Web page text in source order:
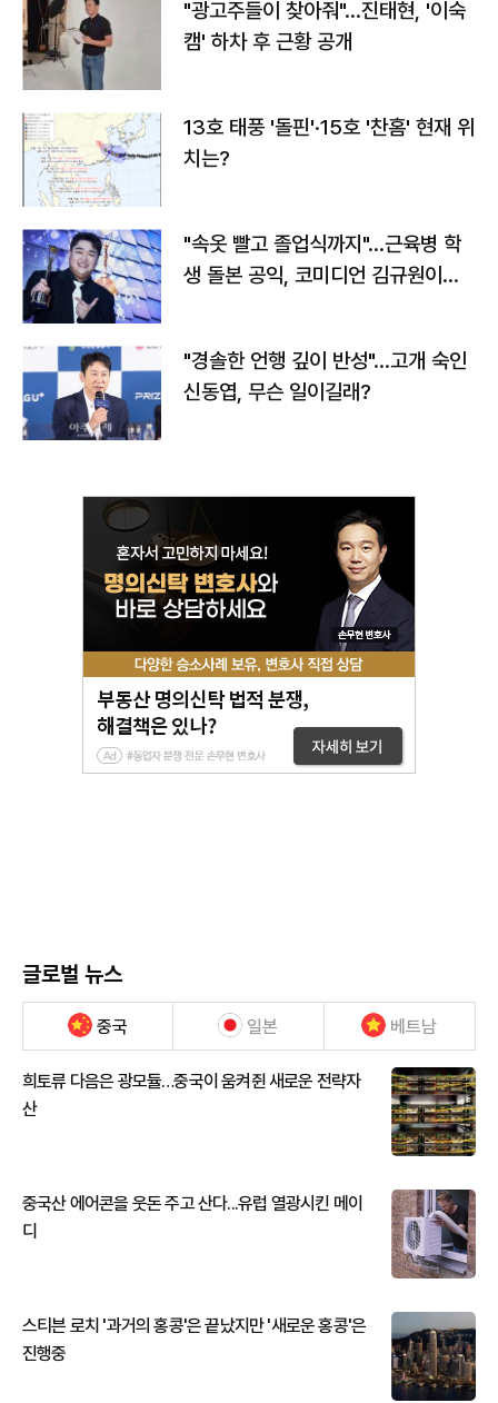
"광고주들이 찾아줘"…진태현, '이숙
캠' 하차 후 근황 공개
13호 태풍 '돌핀'·15호 '찬홈' 현재 위
치는?
"속옷 빨고 졸업식까지"…근육병 학
생 돌본 공익, 코미디언 김규원이었
"경솔한 언행 깊이 반성"…고개 숙인
신동엽, 무슨 일이길래?
글로벌 뉴스
중국 일본 베트남
희토류 다음은 광모듈…중국이 움켜쥔 새로운 전략자
산
중국산 에어콘을 웃돈 주고 산다...유럽 열광시킨 메이
디
스티븐 로치 '과거의 홍콩'은 끝났지만 '새로운 홍콩'은
진행중